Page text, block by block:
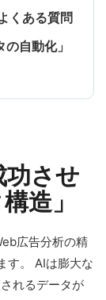
くある質問
自動化」
させ
造」
広告分析の精
す。 AIは膨大な
れるデータが